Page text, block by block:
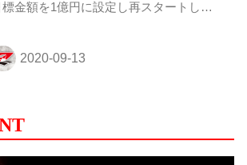
標金額を1億円に設定し再スタートした
日）さいたまスーパーアリーナにて開催
れるYogibo presents RIZIN.24のオンライ
ーンが追加されているぞ！ RIZINのリ
タート、復活に向けてのチャレンジに賛
し、協力してくれるファンの皆さまから